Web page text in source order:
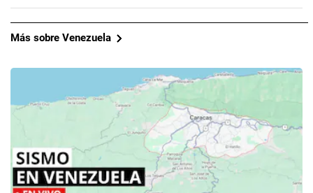
Más sobre Venezuela